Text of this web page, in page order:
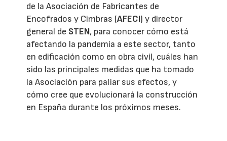
de la Asociación de Fabricantes de
Encofrados y Cimbras (AFECI) y director
general de STEN, para conocer cómo está
afectando la pandemia a este sector, tanto
en edificación como en obra civil, cuáles han
sido las principales medidas que ha tomado
la Asociación para paliar sus efectos, y
cómo cree que evolucionará la construcción
en España durante los próximos meses.